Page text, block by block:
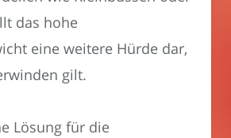
das hohe
eine weitere Hürde dar,
gilt.
Lösung für die